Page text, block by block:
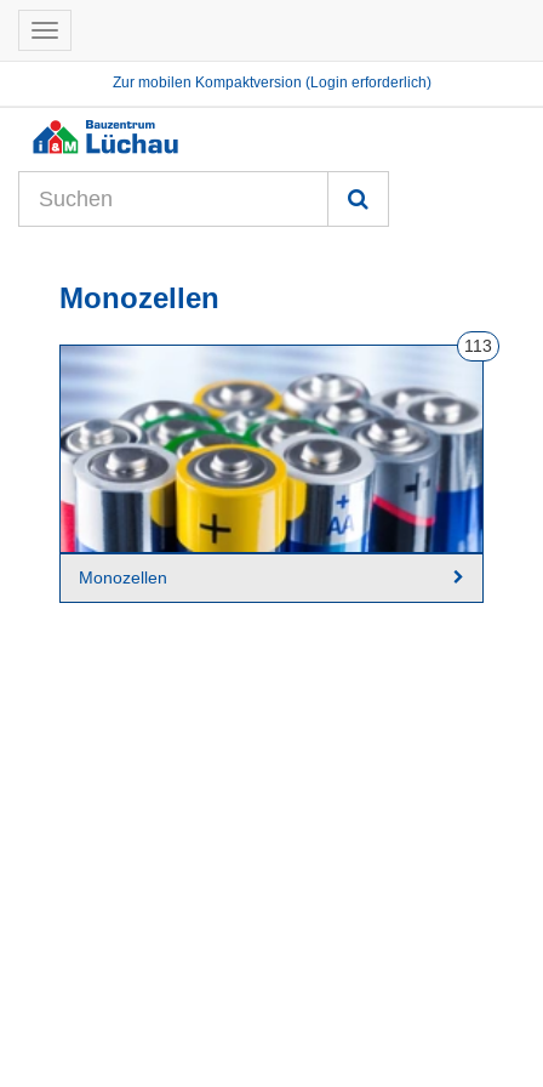
Zur mobilen Kompaktversion (Login erforderlich)
Toggle
navigation
Monozellen
113
Monozellen